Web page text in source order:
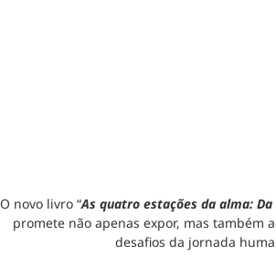
O novo livro “As quatro estações da alma:
promete não apenas expor, mas também
desafios da jornada